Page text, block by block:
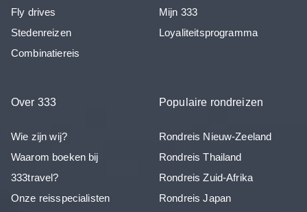
Fly drives
Stedenreizen
Combinatiereis
Mijn 333
Loyaliteitsprogramma
Over 333
Wie zijn wij?
Waarom boeken bij
333travel?
Onze reisspecialisten
Populaire rondreizen
Rondreis Nieuw-Zeeland
Rondreis Thailand
Rondreis Zuid-Afrika
Rondreis Japan